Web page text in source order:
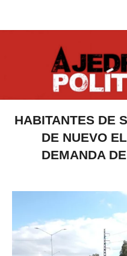
al
HABITANTES DE
DE NUEVO
DEMANDA